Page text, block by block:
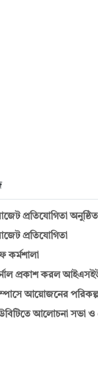
প্রতিযোগিতা অনুষ্ঠিত
প্রতিযোগিতা
কর্মশালা
প্রকাশ করল
আয়োজনের
আলোচনা সভা ও